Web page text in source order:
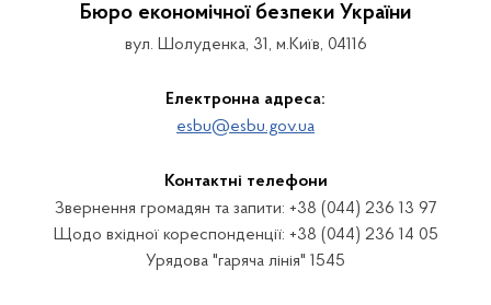
Бюро економічної безпеки України
вул. Шолуденка, 31, м.Київ, 04116
Електронна адреса:
esbu@esbu.gov.ua
Контактні телефони
Звернення громадян та запити: +38 (044) 236 13 97
Щодо вхідної кореспонденції: +38 (044) 236 14 05
Урядова "гаряча лінія" 1545